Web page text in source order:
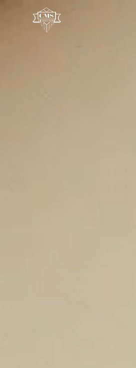
Panneau de gestion des cookies